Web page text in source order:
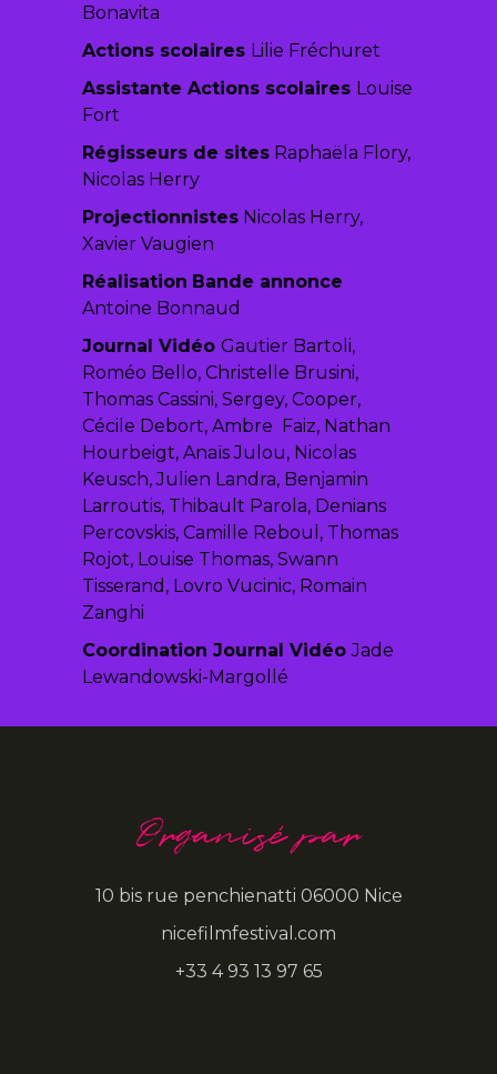
Bonavita
Actions scolaires Lilie Fréchuret
Assistante Actions scolaires Louise
Fort
Régisseurs de sites Raphaëla Flory,
Nicolas Herry
Projectionnistes Nicolas Herry,
Xavier Vaugien
Réalisation Bande annonce
Antoine Bonnaud
Journal Vidéo Gautier Bartoli,
Roméo Bello, Christelle Brusini,
Thomas Cassini, Sergey, Cooper,
Cécile Debort, Ambre Faiz, Nathan
Hourbeigt, Anaïs Julou, Nicolas
Keusch, Julien Landra, Benjamin
Larroutis, Thibault Parola, Denians
Percovskis, Camille Reboul, Thomas
Rojot, Louise Thomas, Swann
Tisserand, Lovro Vucinic, Romain
Zanghi
Coordination Journal VidéoJade
Lewandowski-Margollé
Organisé par
10 bis rue penchienatti 06000 Nice
nicefilmfestival.com
+33 4 93 13 97 65